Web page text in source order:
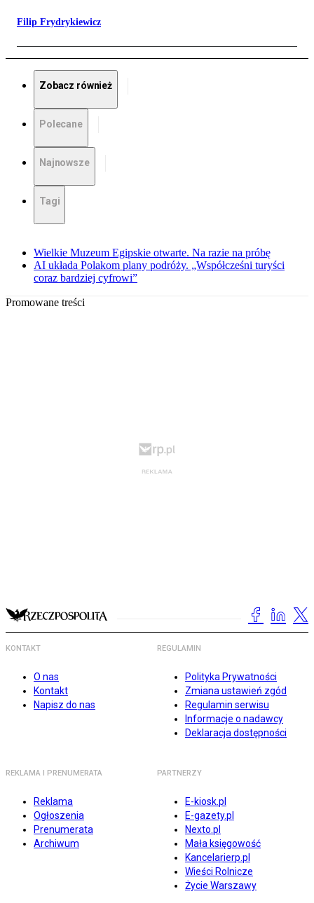
Filip Frydrykiewicz
Zobacz również
Polecane
Najnowsze
Tagi
Wielkie Muzeum Egipskie otwarte. Na razie na próbę
AI układa Polakom plany podróży. „Współcześni turyści
coraz bardziej cyfrowi”
Promowane treści
KONTAKT
O nas
Kontakt
Napisz do nas
REGULAMIN
Polityka Prywatności
Zmiana ustawień zgód
Regulamin serwisu
Informacje o nadawcy
Deklaracja dostępności
REKLAMA I PRENUMERATA
Reklama
Ogłoszenia
Prenumerata
Archiwum
PARTNERZY
E-kiosk.pl
E-gazety.pl
Nexto.pl
Mała księgowość
Kancelarierp.pl
Wieści Rolnicze
Życie Warszawy